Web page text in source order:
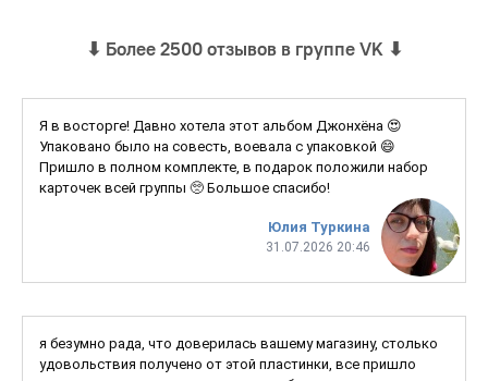
⬇ Более 2500 отзывов в группе VK ⬇
Юлия Туркина
31.07.2026 20:46
Я в восторге! Давно хотела этот альбом Джонхёна 😍
Упаковано было на совесть, воевала с упаковкой 😄
Пришло в полном комплекте, в подарок положили набор
карточек всей группы 🥺 Большое спасибо!
я безумно рада, что доверилась вашему магазину, столько
удовольствия получено от этой пластинки, все пришло